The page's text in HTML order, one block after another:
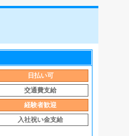
日払い可
交通費支給
経験者歓迎
入社祝い金支給